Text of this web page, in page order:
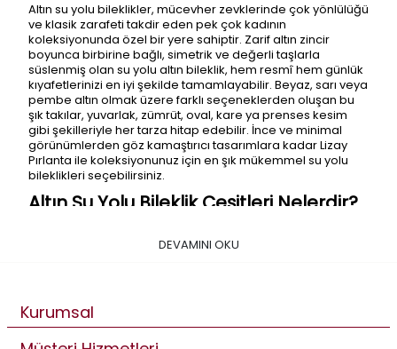
Altın su yolu bileklikler, mücevher zevklerinde çok yönlülüğü
ve klasik zarafeti takdir eden pek çok kadının
koleksiyonunda özel bir yere sahiptir. Zarif altın zincir
boyunca birbirine bağlı, simetrik ve değerli taşlarla
süslenmiş olan su yolu altın bileklik, hem resmî hem günlük
kıyafetlerinizi en iyi şekilde tamamlayabilir. Beyaz, sarı veya
pembe altın olmak üzere farklı seçeneklerden oluşan bu
şık takılar, yuvarlak, zümrüt, oval, kare ya prenses kesim
gibi şekilleriyle her tarza hitap edebilir. İnce ve minimal
görünümlerden göz kamaştırıcı tasarımlara kadar Lizay
Pırlanta ile koleksiyonunuz için en şık mükemmel su yolu
bileklikleri seçebilirsiniz.
Altın Su Yolu Bileklik Çeşitleri Nelerdir?
takı hem de gelecek nesillere aktarabileceğiniz kadar
getirmek için kusursuz bir hediyeye dönüştürür. İkonik ve
moda öncüsü Lizay Pırlanta su yolu bileklikler, beyaz, sarı
DEVAMINI OKU
Kurumsal